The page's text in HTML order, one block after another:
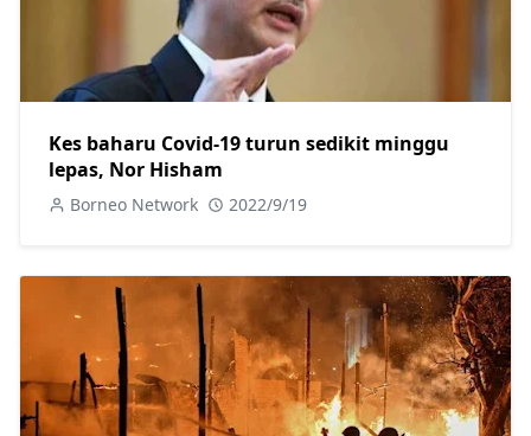
Kes baharu Covid-19 turun sedikit minggu
lepas, Nor Hisham
Borneo Network 2022/9/19